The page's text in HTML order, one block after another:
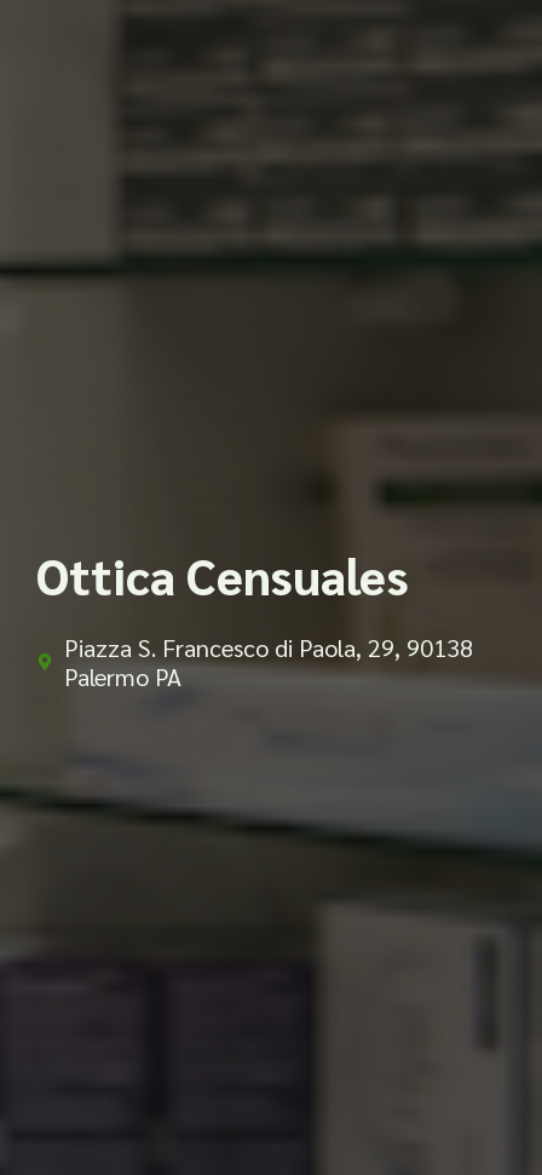
Ottica Censuales
Piazza S. Francesco di Paola, 29, 90138
Palermo PA